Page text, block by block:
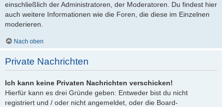
einschließlich der Administratoren, der Moderatoren. Du findest hier
auch weitere Informationen wie die Foren, die diese im Einzelnen
moderieren.
Nach oben
Private Nachrichten
Ich kann keine Privaten Nachrichten verschicken!
Hierfür kann es drei Gründe geben: Entweder bist du nicht
registriert und / oder nicht angemeldet, oder die Board-